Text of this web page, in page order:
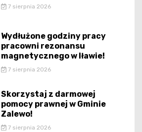
7 sierpnia 2026
Wydłużone godziny pracy
pracowni rezonansu
magnetycznego w Iławie!
7 sierpnia 2026
Skorzystaj z darmowej
pomocy prawnej w Gminie
Zalewo!
7 sierpnia 2026